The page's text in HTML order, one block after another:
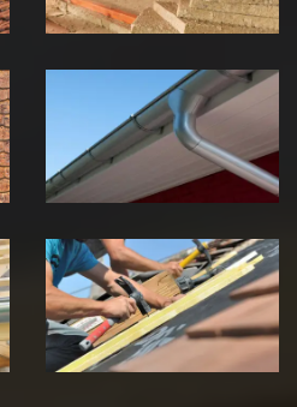
pose de
gouttière 39
Jura
Réparation de
toiture 39
Jura